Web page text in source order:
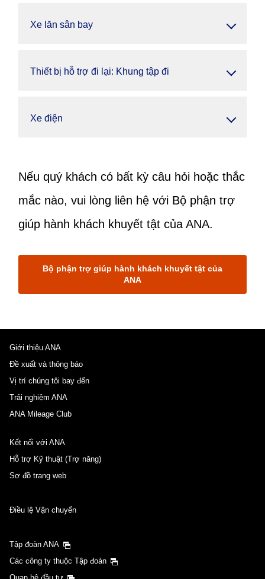
Xe lăn sân bay
Thiết bị hỗ trợ đi lại: Khung tập đi
Xe điện
Nếu quý khách có bất kỳ câu hỏi hoặc thắc
mắc nào, vui lòng liên hệ với Bộ phận trợ
giúp hành khách khuyết tật của ANA.
Bộ phận trợ giúp hành khách khuyết tật của
ANA
Giới thiệu ANA
Đề xuất và thông báo
Vị trí chúng tôi bay đến
Trải nghiệm ANA
ANA Mileage Club
Kết nối với ANA
Hỗ trợ Kỹ thuật (Trợ năng)
Sơ đồ trang web
Điều lệ Vận chuyển
Tập đoàn ANA
Các công ty thuộc Tập đoàn